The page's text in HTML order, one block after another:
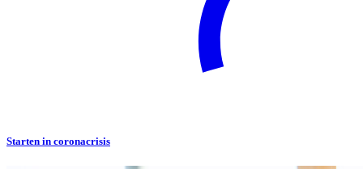
Starten in coronacrisis